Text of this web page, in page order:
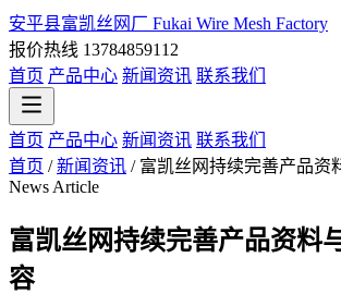
安平县富凯丝网厂 Fukai Wire Mesh Factory
报价热线 13784859112
首页 产品中心 新闻资讯 联系我们
首页 产品中心 新闻资讯 联系我们
首页 /新闻资讯 / 富凯丝网持续完善产品资
News Article
富凯丝网持续完善产品资料
容